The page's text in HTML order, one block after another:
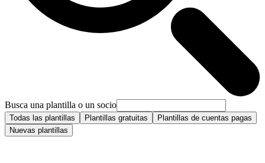
Busca una plantilla o un socio
Todas las plantillas Plantillas gratuitas
Plantillas de cuentas pagas
Nuevas plantillas